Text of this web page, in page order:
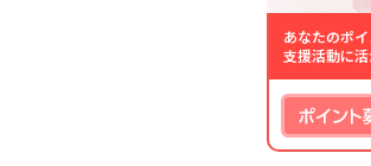
あなたのポ
支援活動に